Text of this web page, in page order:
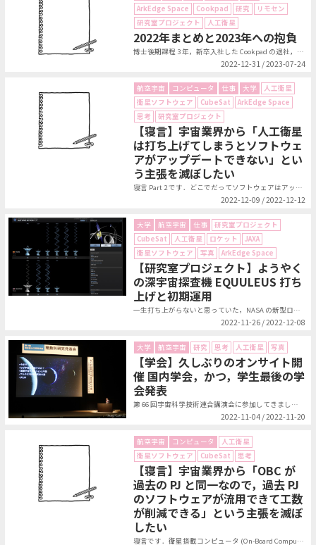
ArkEdge Space
Cookpad 研究
リモセン
研究室プロジェクト
人工衛星
2022年まとめと2023年への抱負
博士後期課程 3 年，新卒入社した Cookpad の退社， ArkEdge...
2022-12-31 / 2023-07-24
航空宇宙 コンピュータ 仕事 大学
人工衛星
衛星ソフトウェア
CubeSat
ArkEdge Space
思考
研究室プロジェクト
【寝言】宇宙業界から「人工衛星
は打ち上げてしまうとソフトウェ
アがアップデートできない」とい
う主張を滅ぼしたい
寝言 Part 2 です．どこでだってソフトウェアはアップデートしたいよ．...
2022-12-09 / 2022-12-12
大学 航空宇宙 仕事
研究室プロジェクト
CubeSat
人工衛星 ロケット
JAXA
衛星ソフトウェア
写真 ArkEdge Space
【研究室プロジェクト】ようやく
の深宇宙探査機 EQUULEUS 打ち
上げと初期運用
一生打ち上がらないと思っていた，NASA の新型ロケット SLS (Spac...
2022-11-26 / 2022-12-08
大学 航空宇宙 研究 思考 人工衛星 写真
【学会】久しぶりのオンサイト開
催 国内学会，かつ，学生最後の学
会発表
第 66 回宇宙科学技術連合講演会に参加してきました．宇宙系の国内最大の学会...
2022-11-04 / 2022-11-20
航空宇宙 コンピュータ
人工衛星
衛星ソフトウェア
CubeSat 思考
【寝言】宇宙業界から「OBC が
過去の PJ と同一なので，過去 PJ
のソフトウェアが流用できて工数
が削減できる」という主張を滅ぼ
したい
寝言です．衛星搭載コンピュータ (On-Board Computer; OB...